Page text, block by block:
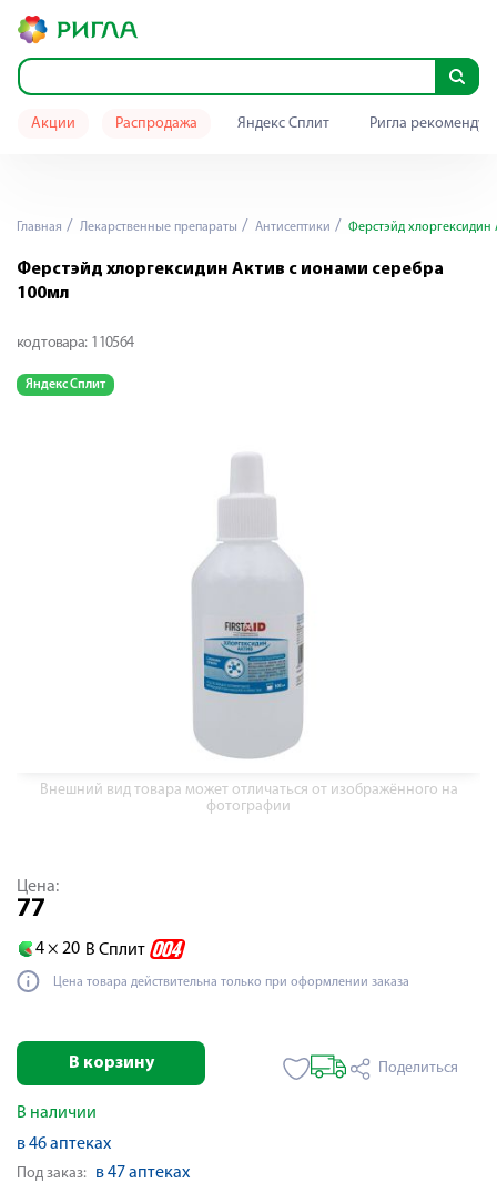
Акции Распродажа Яндекс Сплит Ригла
Главная Лекарственные препараты Антисептики Ферстэйд
Ферстэйд хлоргексидин Актив с ионами серебра
100мл
код товара: 110564
Яндекс Сплит
Внешний вид товара может отличаться от изображённого на
фотографии
Цена:
77
4 × 20 В Сплит
Цена товара действительна только при оформлении заказа
В корзину Поделиться
В наличии
в 46 аптеках
Под заказ: в 47 аптеках